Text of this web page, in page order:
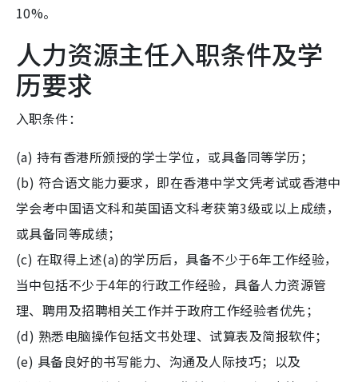
10%。
人力资源主任入职条件及学
历要求
入职条件：
(a) 持有香港所颁授的学士学位，或具备同等学历；
(b) 符合语文能力要求，即在香港中学文凭考试或香港中
学会考中国语文科和英国语文科考获第3级或以上成绩，
或具备同等成绩；
(c) 在取得上述(a)的学历后，具备不少于6年工作经验，
当中包括不少于4年的行政工作经验，具备人力资源管
理、聘用及招聘相关工作并于政府工作经验者优先；
(d) 熟悉电脑操作包括文书处理、试算表及简报软件；
(e) 具备良好的书写能力、沟通及人际技巧；以及